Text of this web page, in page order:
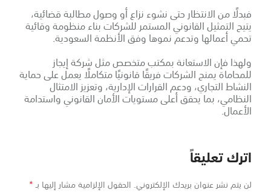
فبدلًا من الانتظار حتى نشوء نزاع أو وصول مطالبة قضائية،
يتيح التمثيل القانوني المستمر للشركات بناء منظومة وقائية
تحمي أعمالها وتدعم نموها وفق الأنظمة السعودية.
ولهذا فإن الاستعانة بمكتب متخصص مثل شركة إيجاز
للمحاماة يمنح الشركات فريقًا قانونيًا متكاملًا يعمل على حماية
النشاط التجاري، ودعم القرارات الإدارية، وتعزيز الامتثال
النظامي، بما يحقق أعلى مستويات الأمان القانوني واستدامة
الأعمال.
اترك تعليقاً
لن يتم نشر عنوان بريدك الإلكتروني. الحقول الإلزامية مشار إليها بـ*